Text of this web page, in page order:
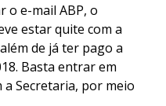
o e-mail ABP, o
estar quite com a
de já ter pago a
Basta entrar em
a Secretaria, por meio